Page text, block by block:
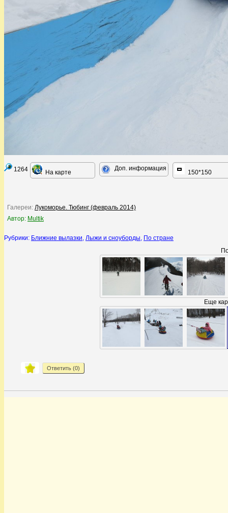
1264 На карте
Доп. информация
150*150
Галереи: Лукоморье. Тюбинг (февраль 2014)
Автор: Multik
Рубрики: Ближние вылазки, Лыжи и сноуборды, По стране
Еще
Ответить (0)